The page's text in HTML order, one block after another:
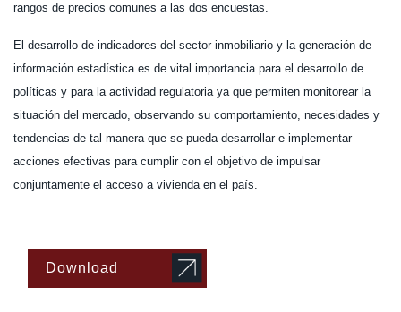
rangos de precios comunes a las dos encuestas.
El desarrollo de indicadores del sector inmobiliario y la generación de
información estadística es de vital importancia para el desarrollo de
políticas y para la actividad regulatoria ya que permiten monitorear la
situación del mercado, observando su comportamiento, necesidades y
tendencias de tal manera que se pueda desarrollar e implementar
acciones efectivas para cumplir con el objetivo de impulsar
conjuntamente el acceso a vivienda en el país.
Download